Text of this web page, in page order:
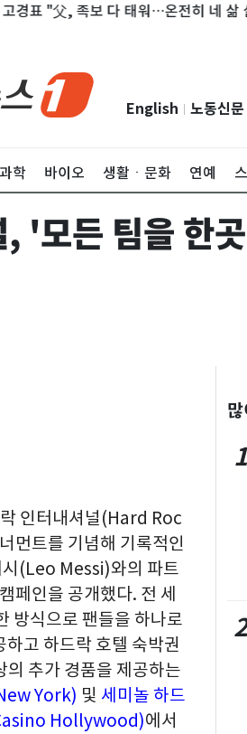
"父, 족보 다 태워…온전히 네 삶 살라
English 노동신문
학 바이오 생활ㆍ문화 연예
모든 팀을 한
인터내셔널(Hard Roc
트를 기념해 기록적인
시(Leo Messi)와의 파트
인을 공개했다. 전 세
방식으로 팬들을 하나로
고 하드락 호텔 숙박권
추가 경품을 제공하는
York) 및 세미놀 하드
Hollywood)에서
1